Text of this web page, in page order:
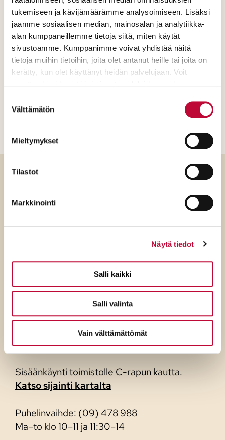
tukemiseen ja kävijämäärämme analysoimiseen. Lisäksi
jaamme sosiaalisen median, mainosalan ja analytiikka-
alan kumppaneillemme tietoja siitä, miten käytät
sivustoamme. Kumppanimme voivat yhdistää näitä
tietoja muihin tietoihin, joita olet antanut heille tai joita on
kerätty, kun olet käyttänyt heidän palvelujaan. Voit
valinta
Välttämätön
Mieltymykset
Tilastot
Markkinointi
Näytä tiedot
Salli kaikki
Salli valinta
Vain välttämättömät
Löysitkö sivulta
etsimäsi?
Löysitkö
etsimäsi?
Kyllä
Etusivulle
Suomen Sosialidemokraattinen
Siltasaarenkatu 18–20 C
00530 Helsinki
Sisäänkäynti toimistolle C-rapun kautta.
Katso sijainti kartalta
Puhelinvaihde: (09) 478 988
Ma–to klo 10–11 ja 11:30–14